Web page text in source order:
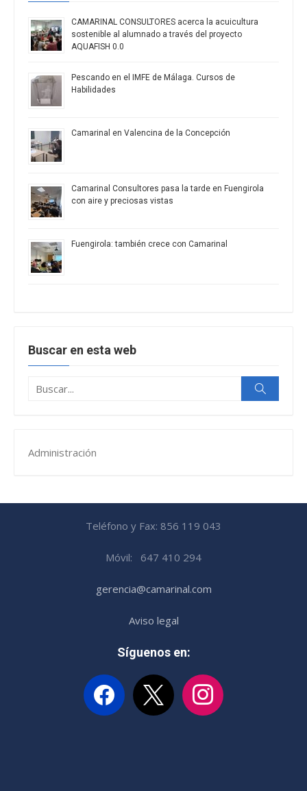
CAMARINAL CONSULTORES acerca la acuicultura
sostenible al alumnado a través del proyecto
AQUAFISH 0.0
Pescando en el IMFE de Málaga. Cursos de
Habilidades
Camarinal en Valencina de la Concepción
Camarinal Consultores pasa la tarde en Fuengirola
con aire y preciosas vistas
Fuengirola: también crece con Camarinal
Buscar en esta web
Buscar:
Administración
Teléfono y Fax: 856 119 043
Móvil: 647 410 294
gerencia@camarinal.com
Aviso legal
Síguenos en:
facebook x instagram